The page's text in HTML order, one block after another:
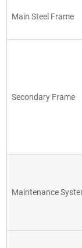
Main Steel Frame
Secondary Frame
Maintenance